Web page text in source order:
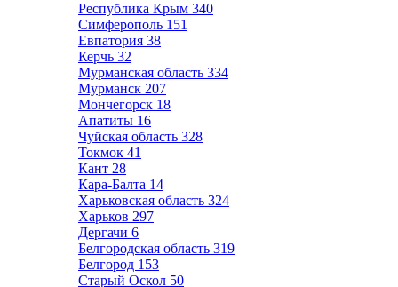
Республика Крым 340
Симферополь 151
Евпатория 38
Керчь 32
Мурманская область 334
Мурманск 207
Мончегорск 18
Апатиты 16
Чуйская область 328
Токмок 41
Кант 28
Кара-Балта 14
Харьковская область 324
Харьков 297
Дергачи 6
Белгородская область 319
Белгород 153
Старый Оскол 50